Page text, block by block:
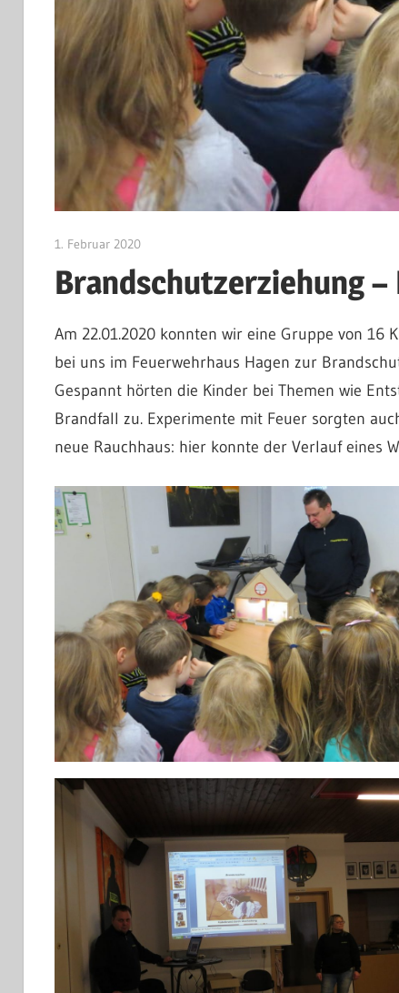
1. Februar 2020Jan Bolte
Brandschutzerziehung –
Am 22.01.2020 konnten wir eine Gruppe von 16
bei uns im Feuerwehrhaus Hagen zur
Gespannt hörten die Kinder bei Themen wie
Brandfall zu. Experimente mit Feuer sorgten
neue Rauchhaus: hier konnte der Verlauf eines